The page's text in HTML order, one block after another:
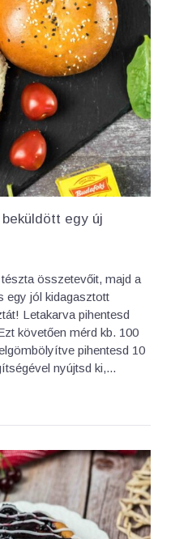
beküldött egy új
összetevőit, majd a
egy jól kidagasztott
Letakarva pihentesd
követően mérd kb. 100
pihentesd 10
nyújtsd ki,...